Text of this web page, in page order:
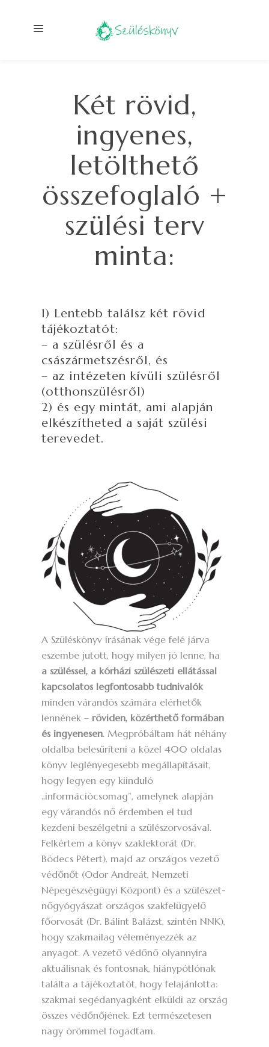
Két rövid,
ingyenes,
letölthető
összefoglaló +
szülési terv
minta:
1) Lentebb találsz két rövid
tájékoztatót:
– a szülésről és a
császármetszésről, és
– az intézeten kívüli szülésről
(otthonszülésről)
2) és egy mintát, ami alapján
elkészítheted a saját szülési
terevedet.
A Szüléskönyv írásának vége felé járva
eszembe jutott, hogy milyen jó lenne, ha
a szüléssel, a kórházi szülészeti ellátással
kapcsolatos legfontosabb tudnivalók
minden várandós számára elérhetők
lennének – röviden, közérthető formában
és ingyenesen. Megpróbáltam hát néhány
oldalba belesűríteni a közel 400 oldalas
könyv leglényegesebb megállapításait,
hogy legyen egy kiinduló
„információcsomag”, amelynek alapján
egy várandós nő érdemben el tud
kezdeni beszélgetni a szülészorvosával.
Felkértem a könyv szaklektorát (Dr.
Bödecs Pétert), majd az országos vezető
védőnőt (Odor Andreát, Nemzeti
Népegészségügyi Központ) és a szülészet-
nőgyógyászat országos szakfelügyelő
főorvosát (Dr. Bálint Balázst, szintén NNK),
hogy szakmailag véleményezzék az
anyagot. A vezető védőnő olyannyira
aktuálisnak és fontosnak, hiánypótlónak
találta a tájékoztatót, hogy felajánlotta:
szakmai segédanyagként elküldi az ország
összes védőnőjének. Ezt természetesen
nagy örömmel fogadtam.